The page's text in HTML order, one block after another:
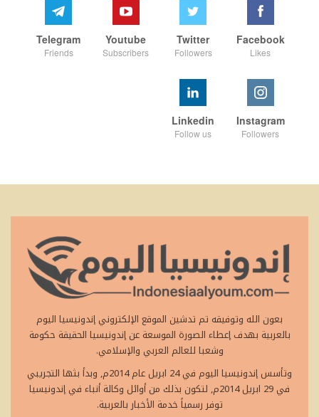
Facebook
Likes
Twitter
Followers
Youtube
Subscribers
Telegram
Friends
Instagram
Followers
Linkedin
Follow us
بعون الله وتوفيقه تم تدشين الموقع الإلكتروني إندونيسيا اليوم
بالعربية بهدف إعطاء الصورة الموسعة عن إندونيسيا الحقيقة حكومة
وشعبا للعالم العربي والإسلامي.
وتأسس إندونيسيا اليوم في 24 ابريل عام 2014م, وبدأ بثها التجريبي
في 29 ابريل 2014م, لتكون بذلك من أوائل وكالة أنباء في إندونيسيا
توفر رسمياً خدمة الأخبار بالعربية.